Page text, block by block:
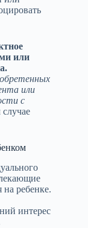
или
или
с
на ребенке.
интерес